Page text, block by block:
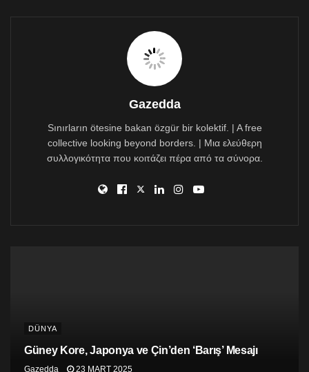
alan polis, ilçe örgütü çevresini ve semti kuşatmaya
SOL Parti üyeleri, polis kuşatmasına karşın “Hükümet
Polis, SOL Parti MYK Üyesi Alper Taş ve İstanbul İl
Başkanı Deniz Demirdöğen’in de araralrında olduğu
göstericileri gözaltına aldı.
SOL Parti Twitter hesabından yaptığı açıklamada yüze
Gazedda
Sınırların ötesine bakan özgür bir kolektif. | A free
collective looking beyond borders. | Μια ελεύθερη
συλλογικότητα που κοιτάζει πέρα από τα σύνορα.
DÜNYA
Güney Kore, Japonya ve Çin’den ‘Barış’ Mesajı
Gazedda 23 MART 2025